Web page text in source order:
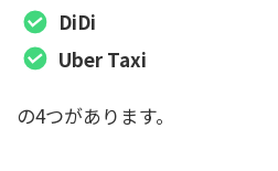
DiDi
Uber Taxi
の4つがあります。